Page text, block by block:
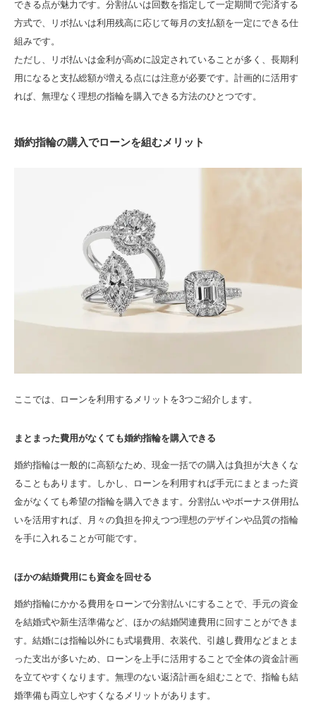
できる点が魅力です。分割払いは回数を指定して一定期間で完済する
方式で、リボ払いは利用残高に応じて毎月の支払額を一定にできる仕
組みです。
ただし、リボ払いは金利が高めに設定されていることが多く、長期利
用になると支払総額が増える点には注意が必要です。計画的に活用す
れば、無理なく理想の指輪を購入できる方法のひとつです。
婚約指輪の購入でローンを組むメリット
ここでは、ローンを利用するメリットを3つご紹介します。
まとまった費用がなくても婚約指輪を購入できる
婚約指輪は一般的に高額なため、現金一括での購入は負担が大きくな
ることもあります。しかし、ローンを利用すれば手元にまとまった資
金がなくても希望の指輪を購入できます。分割払いやボーナス併用払
いを活用すれば、月々の負担を抑えつつ理想のデザインや品質の指輪
を手に入れることが可能です。
ほかの結婚費用にも資金を回せる
婚約指輪にかかる費用をローンで分割払いにすることで、手元の資金
を結婚式や新生活準備など、ほかの結婚関連費用に回すことができま
す。結婚には指輪以外にも式場費用、衣装代、引越し費用などまとま
った支出が多いため、ローンを上手に活用することで全体の資金計画
を立てやすくなります。無理のない返済計画を組むことで、指輪も結
婚準備も両立しやすくなるメリットがあります。